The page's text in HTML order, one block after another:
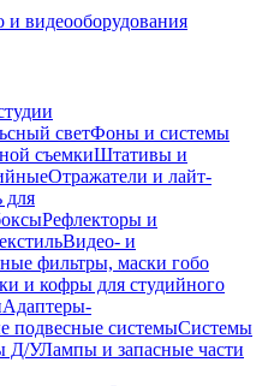
светФоны и системы
съемкиШтативы и
Отражатели и лайт-
для
Рефлекторы и
Видео- и
фильтры, маски гобо
и кофры для студийного
Адаптеры-
подвесные системыСистемы
Д/УЛампы и запасные части